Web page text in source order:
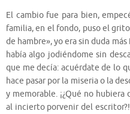
El cambio fue para bien,
familia, en el fondo, puso el
de hambre», yo era sin duda
había algo jodiéndome sin
que me decía: acuérdate de lo
hace pasar por la miseria o la
y memorable. ¡¿Qué no
al incierto porvenir del